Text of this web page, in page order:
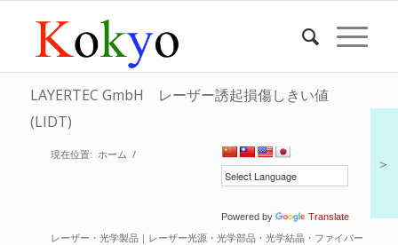
LAYERTEC GmbH レーザー誘起損傷しきい値
(LIDT)
Powered by Translate
現在位置: ホーム /
レーザー・光学製品｜レーザー光源・光学部品・光学結晶・ファイバー
＞